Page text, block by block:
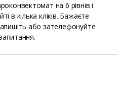
на 6 рівнів і
в кілька кліків. Бажаєте
або зателефонуйте